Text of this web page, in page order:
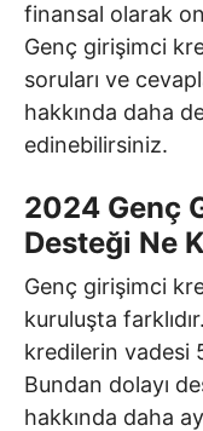
finansal olarak
Genç girişimci
soruları ve
hakkında daha
edinebilirsiniz.
2024 Genç
Desteği Ne
Genç girişimci
kuruluşta
kredilerin vadesi 5
Bundan dolayı
hakkında daha